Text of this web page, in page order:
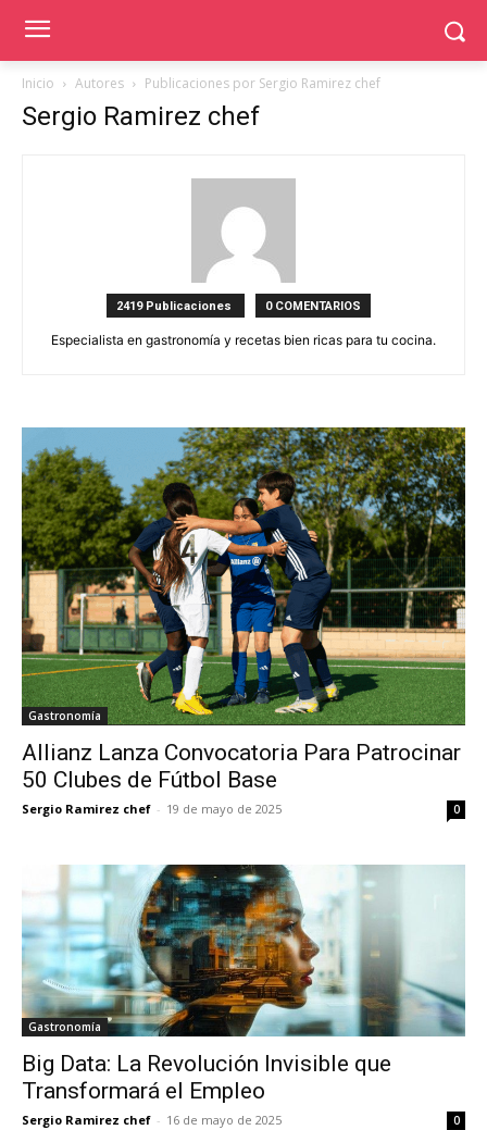
Inicio Autores Publicaciones por Sergio Ramirez chef
Sergio Ramirez chef
2419 Publicaciones 0 COMENTARIOS
Especialista en gastronomía y recetas bien ricas para tu cocina.
Gastronomía
Allianz Lanza Convocatoria Para Patrocinar
50 Clubes de Fútbol Base
Sergio Ramirez chef - 19 de mayo de 2025 0
Gastronomía
Big Data: La Revolución Invisible que
Transformará el Empleo
Sergio Ramirez chef - 16 de mayo de 2025 0